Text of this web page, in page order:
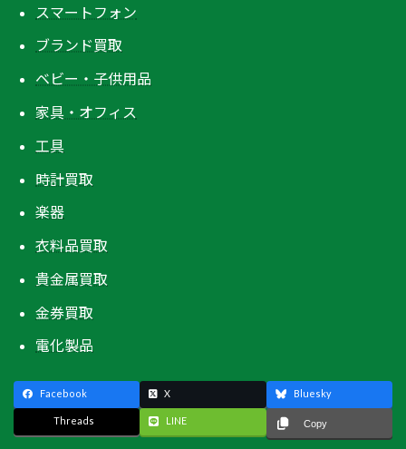
スマートフォン
ブランド買取
ベビー・子供用品
家具・オフィス
工具
時計買取
楽器
衣料品買取
貴金属買取
金券買取
電化製品
Facebook X Bluesky
Threads LINE Copy